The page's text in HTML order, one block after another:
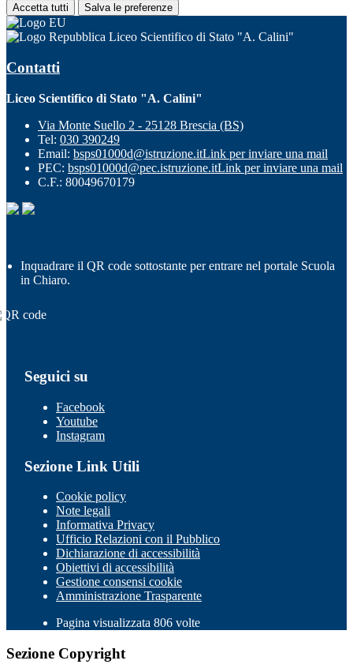
Accetta tutti Salva le preferenze
Liceo Scientifico di Stato "A. Calini"
Contatti
Liceo Scientifico di Stato "A. Calini"
Via Monte Suello 2 - 25128 Brescia (BS)
Tel: 030 390249
Email: bsps01000d@istruzione.itLink per inviare una mail
PEC: bsps01000d@pec.istruzione.itLink per inviare una mail
C.F.: 80049670179
Inquadrare il QR code sottostante per entrare nel portale Scuola
in Chiaro.
Seguici su
Facebook
Youtube
Instagram
Sezione Link Utili
Cookie policy
Note legali
Informativa Privacy
Ufficio Relazioni con il Pubblico
Dichiarazione di accessibilità
Obiettivi di accessibilità
Gestione consensi cookie
Amministrazione Trasparente
Pagina visualizzata 806 volte
Sezione Copyright